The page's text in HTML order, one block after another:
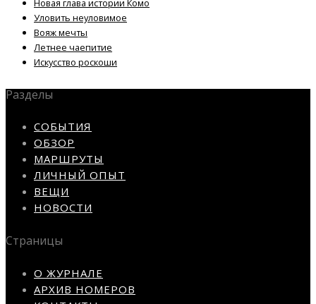
Новая глава истории Комо
Уловить неуловимое
Вояж мечты
Летнее чаепитие
Искусство роскоши
Разделы
СОБЫТИЯ
ОБЗОР
МАРШРУТЫ
ЛИЧНЫЙ ОПЫТ
ВЕЩИ
НОВОСТИ
Страницы
О ЖУРНАЛЕ
АРХИВ НОМЕРОВ